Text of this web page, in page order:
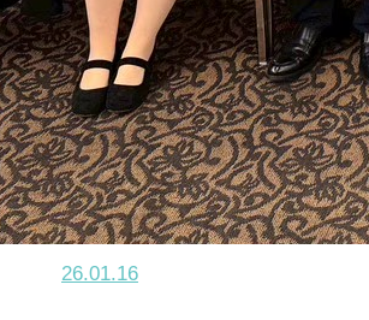
26.01.16